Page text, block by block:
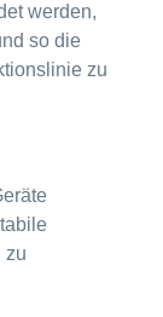
werden,
so die
zu
zu